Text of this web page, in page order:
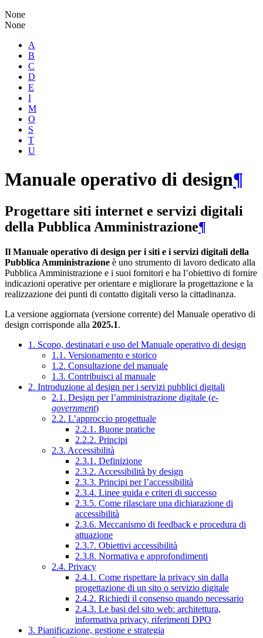
None
None
A
B
C
D
E
I
M
O
S
T
U
Manuale operativo di design¶
Progettare siti internet e servizi digitali
della Pubblica Amministrazione¶
Il Manuale operativo di design per i siti e i servizi digitali della
Pubblica Amministrazione è uno strumento di lavoro dedicato alla
Pubblica Amministrazione e i suoi fornitori e ha l’obiettivo di fornire
indicazioni operative per orientare e migliorare la progettazione e la
realizzazione dei punti di contatto digitali verso la cittadinanza.
La versione aggiornata (versione corrente) del Manuale operativo di
design corrisponde alla 2025.1.
1. Scopo, destinatari e uso del Manuale operativo di design
1.1. Versionamento e storico
1.2. Consultazione del manuale
1.3. Contribuisci al manuale
2. Introduzione al design per i servizi pubblici digitali
2.1. Design per l’amministrazione digitale (e-
government)
2.2. L’approccio progettuale
2.2.1. Buone pratiche
2.2.2. Principi
2.3. Accessibilità
2.3.1. Definizione
2.3.2. Accessibilità by design
2.3.3. Principi per l’accessibilità
2.3.4. Linee guida e criteri di successo
2.3.5. Come rilasciare una dichiarazione di
accessibilità
2.3.6. Meccanismo di feedback e procedura di
attuazione
2.3.7. Obiettivi accessibilità
2.3.8. Normativa e approfondimenti
2.4. Privacy
2.4.1. Come rispettare la privacy sin dalla
progettazione di un sito o servizio digitale
2.4.2. Richiedi il consenso quando necessario
2.4.3. Le basi del sito web: architettura,
informativa privacy, riferimenti DPO
3. Pianificazione, gestione e strategia